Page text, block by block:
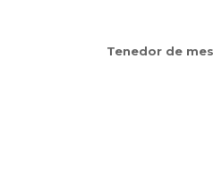
Tenedor de